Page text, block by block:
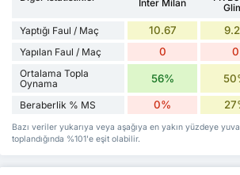
Inter Milan
Yaptığı Faul / Maç 10.67
Yapılan Faul / Maç 0 0
Ortalama Topla
Oynama
56%
Beraberlik % MS 0%
Bazı veriler yukarıya veya aşağıya en yakın yüzdeye
toplandığında %101'e eşit olabilir.